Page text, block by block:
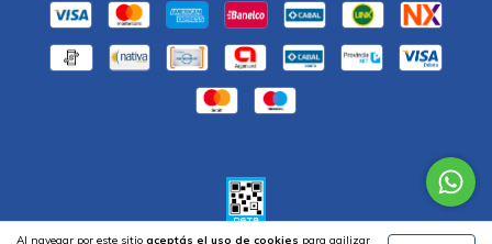
Al navegar por este sitio aceptás el uso de cookies para agilizar